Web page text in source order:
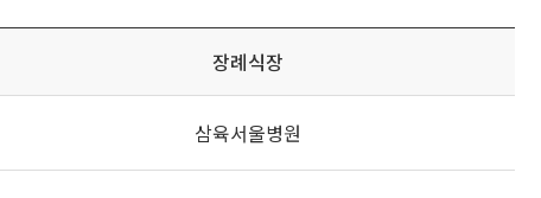
장례식장
삼육서울병원